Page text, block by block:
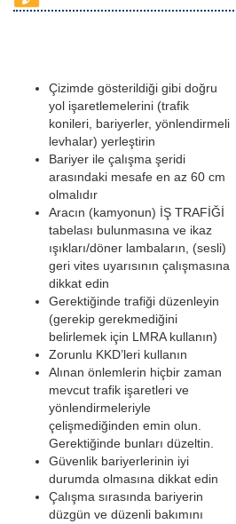
Çizimde gösterildiği gibi doğru
yol işaretlemelerini (trafik
konileri, bariyerler, yönlendirmeli
levhalar) yerleştirin
Bariyer ile çalışma şeridi
arasındaki mesafe en az 60 cm
olmalıdır
Aracın (kamyonun) İŞ TRAFİĞİ
tabelası bulunmasına ve ikaz
ışıkları/döner lambaların, (sesli)
geri vites uyarısının çalışmasına
dikkat edin
Gerektiğinde trafiği düzenleyin
(gerekip gerekmediğini
belirlemek için LMRA kullanın)
Zorunlu KKD’leri kullanın
Alınan önlemlerin hiçbir zaman
mevcut trafik işaretleri ve
yönlendirmeleriyle
çelişmediğinden emin olun.
Gerektiğinde bunları düzeltin.
Güvenlik bariyerlerinin iyi
durumda olmasına dikkat edin
Çalışma sırasında bariyerin
düzgün ve düzenli bakımını